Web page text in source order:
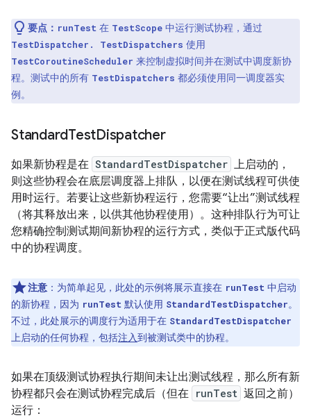
要点： runTest 在 TestScope 中运行测试协程，通过
TestDispatcher. TestDispatchers 使用
TestCoroutineScheduler 来控制虚拟时间并在测试中调度新协
程。测试中的所有 TestDispatchers 都必须使用同一调度器实
例。
StandardTestDispatcher
如果新协程是在 StandardTestDispatcher 上启动的，
则这些协程会在底层调度器上排队，以便在测试线程可供使
用时运行。若要让这些新协程运行，您需要“让出”测试线程
（将其释放出来，以供其他协程使用）。 这种排队行为可让
您精确控制测试期间新协程的运行方式，类似于正式版代码
中的协程调度。
注意 ：为简单起见，此处的示例将展示直接在 runTest 中启动
的新协程，因为 runTest 默认使用 StandardTestDispatcher。
不过，此处展示的调度行为适用于在 StandardTestDispatcher
上启动的任何协程，包括注入到被测试类中的协程。
如果在顶级测试协程执行期间未让出测试线程，那么所有新
协程都只会在测试协程完成后（但在 runTest 返回之前）
运行：